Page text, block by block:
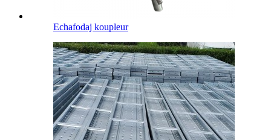
Echafodaj koupleur